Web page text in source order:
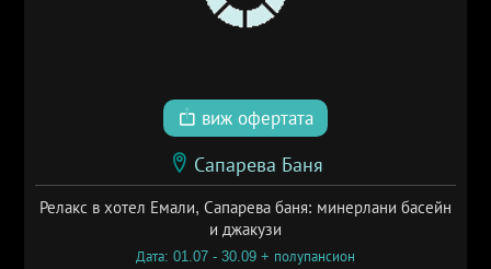
виж офертата
Сапарева Баня
Релакс в хотел Емали, Сапарева баня: минерлани басейн
и джакузи
Дата: 01.07 - 30.09 + полупансион